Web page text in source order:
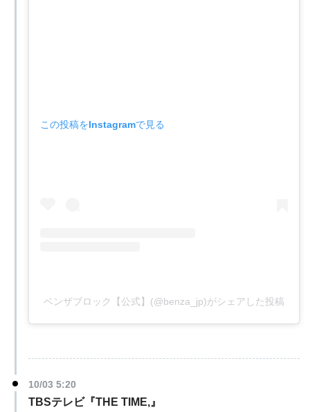
この投稿をInstagramで見る
ベンザブロック【公式】(@benza_jp)がシェアした投稿
10/03 5:20
TBSテレビ『THE TIME,』